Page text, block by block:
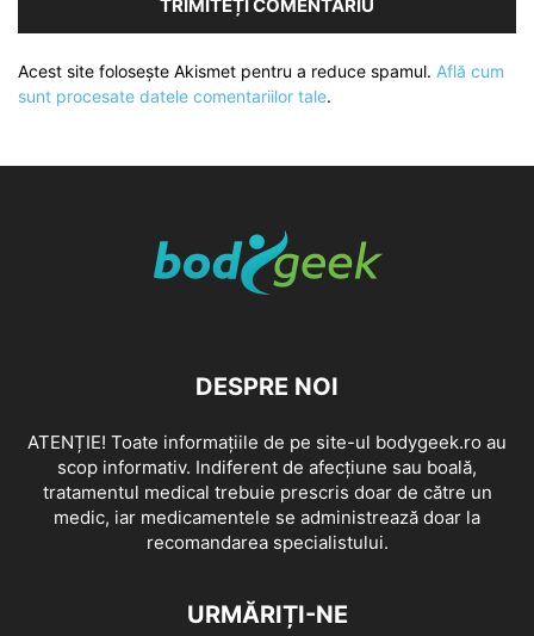
Acest site folosește Akismet pentru a reduce spamul. Află cum
sunt procesate datele comentariilor tale.
DESPRE NOI
ATENȚIE! Toate informațiile de pe site-ul bodygeek.ro au
scop informativ. Indiferent de afecțiune sau boală,
tratamentul medical trebuie prescris doar de către un
medic, iar medicamentele se administrează doar la
recomandarea specialistului.
URMĂRIȚI-NE